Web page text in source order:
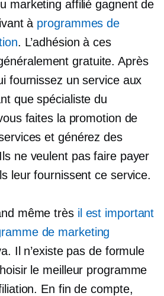
marketing affilié gagnent de
à programmes de
. L’adhésion à ces
gratuite. Après
fournissez un service aux
que spécialiste du
faites la promotion de
et générez des
ne veulent pas faire payer
leur fournissent ce service.
même très il est important
de marketing
Il n’existe pas de formule
le meilleur programme
En fin de compte,